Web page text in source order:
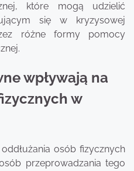
które mogą udzielić
się w kryzysowej
różne formy pomocy
wpływają na
w
osób fizycznych
przeprowadzania tego